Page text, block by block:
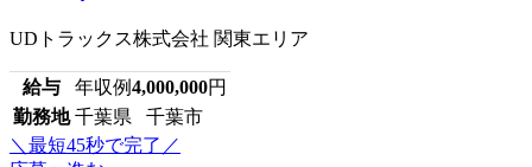
UDトラックス株式会社 関東エリア
給与 年収例4,000,000円
勤務地 千葉県 千葉市
＼最短45秒で完了／